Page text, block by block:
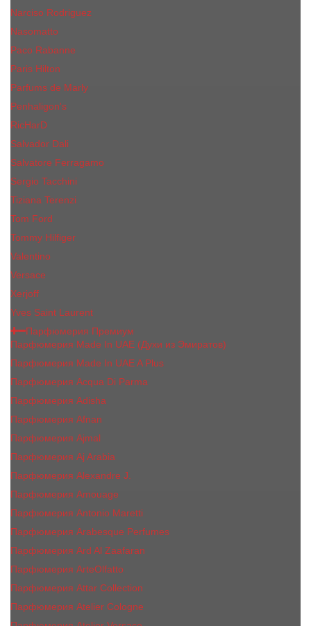
Narciso Rodriguez
Nasomatto
Paco Rabanne
Paris Hilton
Parfums de Marly
Penhaligon​'s
RicHarD
Salvador Dali
Salvatore Ferragamo
Sergio Tacchini
Tiziana Terenzi
Tom Ford
Tommy Hilfiger
Valentino
Versace
Xerjoff
Yves Saint Laurent
Парфюмерия Премиум
Парфюмерия Made In UAE (Духи из Эмиратов)
Парфюмерия Made In UAE A Plus
Парфюмерия Acqua Di Parma
Парфюмерия Adisha
Парфюмерия Afnan
Парфюмерия Ajmal
Парфюмерия Aj Arabia
Парфюмерия Alexandre J.
Парфюмерия Amouage
Парфюмерия Antonio Maretti
Парфюмерия Arabesque Perfumes
Парфюмерия Ard Al Zaafaran
Парфюмерия ArteOlfatto
Парфюмерия Attar Collection
Парфюмерия Atelier Cologne